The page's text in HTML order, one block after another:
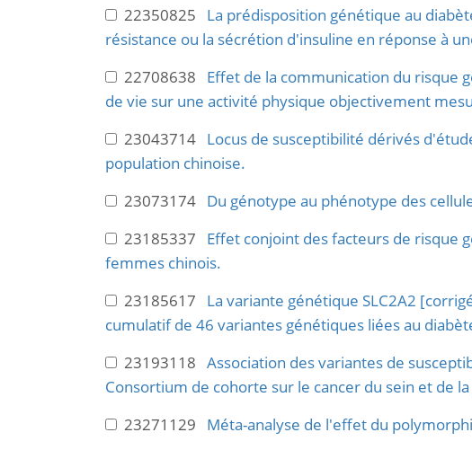
22350825 La prédisposition génétique au
résistance ou la sécrétion d'insuline en réponse à
22708638 Effet de la communication du risque
de vie sur une activité physique objectivement
23043714 Locus de susceptibilité dérivés
population chinoise.
23073174 Du génotype au phénotype des
23185337 Effet conjoint des facteurs de risque
femmes chinois.
23185617 La variante génétique SLC2A2
cumulatif de 46 variantes génétiques liées au
23193118 Association des variantes de
Consortium de cohorte sur le cancer du sein et de
23271129 Méta-analyse de l'effet du